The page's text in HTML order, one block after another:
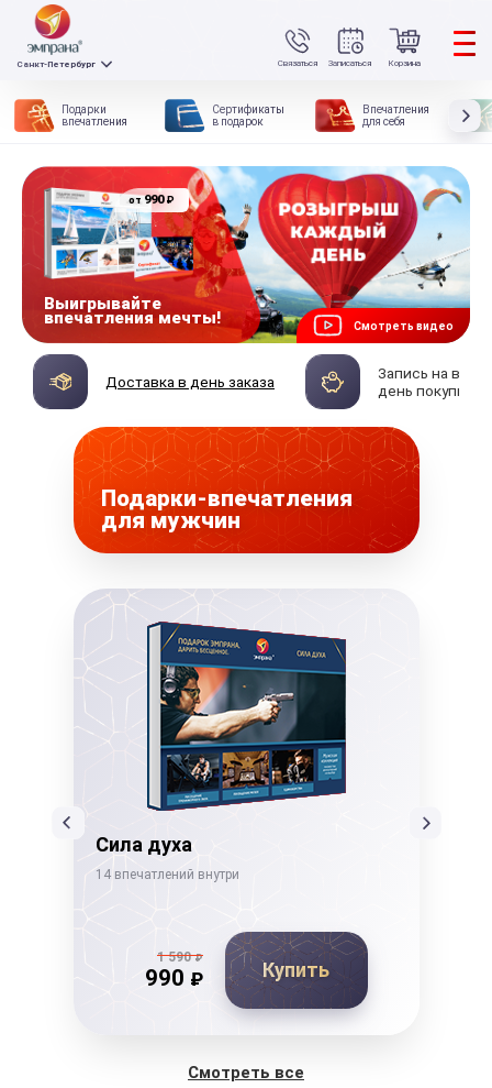
Связаться
Санкт-Петербург Записаться Корзина
Подарки
впечатления
Сертификаты
в подарок
Впечатления
для себя
Смотреть видео
от 990₽
Выигрывайте
впечатления мечты!
Доставка в день заказа
Запись на
день покупки
Подарки-впечатления
для мужчин
Сила духа
14 впечатлений внутри
1 590₽
990 ₽ Купить
Смотреть все